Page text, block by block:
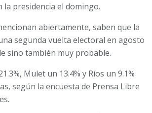
la presidencia el domingo.
abiertamente, saben que la
segunda vuelta electoral en agosto
sino también muy probable.
Mulet un 13.4% y Ríos un 9.1%
según la encuesta de Prensa Libre